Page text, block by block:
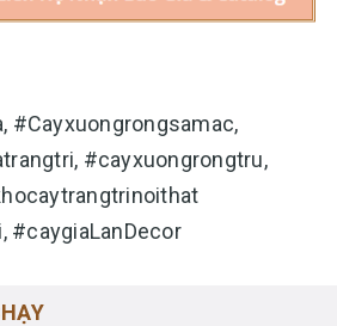
#Cayxuongrongsamac,
#cayxuongrongtru,
#caygiaLanDecor